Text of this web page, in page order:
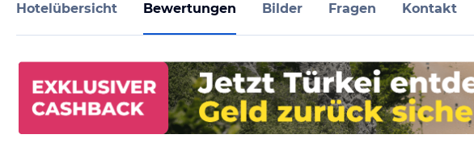
Hotelübersicht Bewertungen Bilder Fragen Kontakt